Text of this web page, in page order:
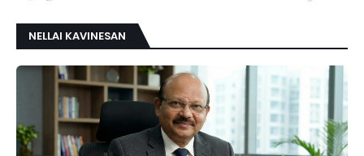
NELLAI KAVINESAN